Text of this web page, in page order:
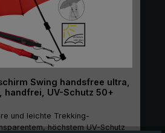
Swing handsfree ultra,
handfrei, UV-Schutz 50+
und leichte Trekking-
höchstem UV-Schutz